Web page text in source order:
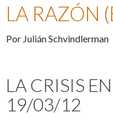
LA RAZÓN
Por Julián Schvindlerman
LA CRISIS
19/03/12